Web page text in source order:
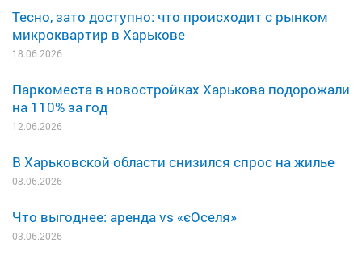
Тесно, зато доступно: что происходит с рынком
микроквартир в Харькове
18.06.2026
Паркоместа в новостройках Харькова подорожали
на 110% за год
12.06.2026
В Харьковской области снизился спрос на жилье
08.06.2026
Что выгоднее: аренда vs «єОселя»
03.06.2026